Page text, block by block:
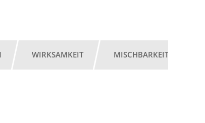
WIRKSAMKEIT MISCHBARKEIT